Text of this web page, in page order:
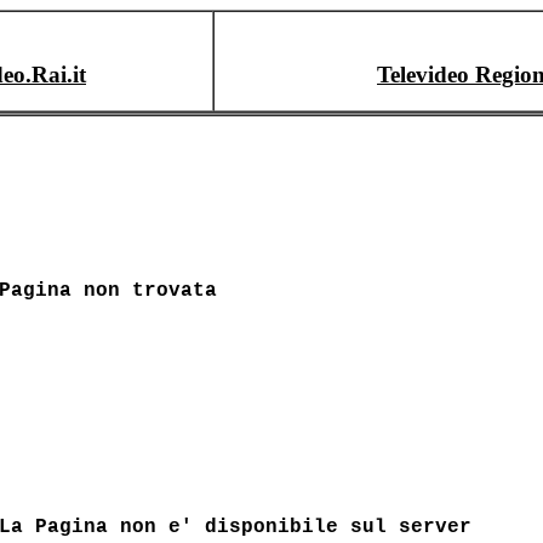
Televideo
Pagina non trovata
La Pagina non e' disponibile sul server